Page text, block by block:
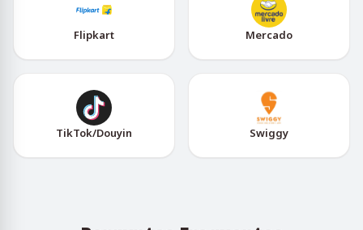
Flipkart Mercado
TikTok/Douyin Swiggy